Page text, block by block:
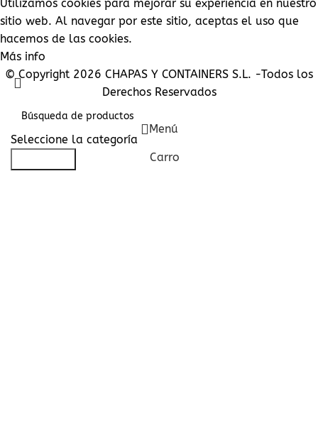
Utilizamos cookies para mejorar su experiencia en nuestro
sitio web. Al navegar por este sitio, aceptas el uso que
hacemos de las cookies.
Más info
Seleccione la categoría
© Copyright 2026 CHAPAS Y CONTAINERS S.L. -Todos los
Derechos Reservados
Menú
Carro